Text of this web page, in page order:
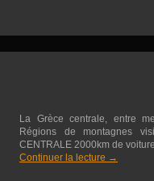
La Grèce centrale, entre
Régions de montagnes
CENTRALE 2000km de
Continuer la lecture →